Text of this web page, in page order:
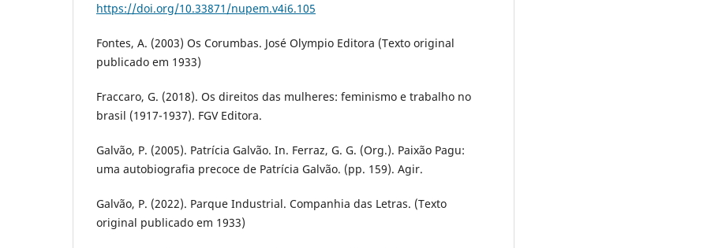
https://doi.org/10.33871/nupem.v4i6.105
Fontes, A. (2003) Os Corumbas. José Olympio Editora (Texto original
publicado em 1933)
Fraccaro, G. (2018). Os direitos das mulheres: feminismo e trabalho no
brasil (1917-1937). FGV Editora.
Galvão, P. (2005). Patrícia Galvão. In. Ferraz, G. G. (Org.). Paixão Pagu:
uma autobiografia precoce de Patrícia Galvão. (pp. 159). Agir.
Galvão, P. (2022). Parque Industrial. Companhia das Letras. (Texto
original publicado em 1933)